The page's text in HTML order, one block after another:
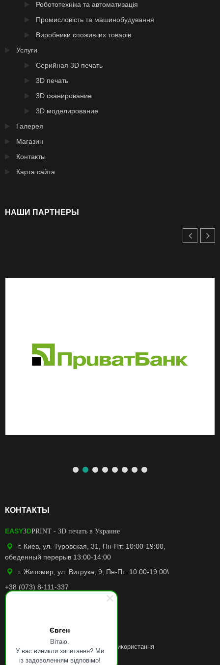
Євген
Вітаю.
У вас виникли запитання? Ми
із задоволенням відповімо!
Робототехніка та автоматизація
Промисловість та машинобудування
Виробники споживчих товарів
Услуги
Серийная 3D печать
3D печать
3D сканирование
3D моделирование
Галерея
Магазин
Контакты
Карта сайта
НАШИ ПАРТНЕРЫ
КОНТАКТЫ
EASY3DPRINT - 3D печать в Украине
г. Киев, ул. Туровская, 31, Пн-Пт: 10:00-19:00,
обеденный перерыв 13:00-14:00
г. Житомир, ул. Витрука, 9, Пн-Пт: 10:00-19:00\
+38 (073) 8-111-337
easy3dprint.ua@gmail.com
Instagram
Умови використання